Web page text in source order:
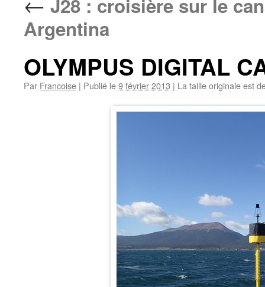
J28 : croisière sur le
Argentina
OLYMPUS DIGITAL
Par Francoise | Publié le9 février 2013 | La taille originale est